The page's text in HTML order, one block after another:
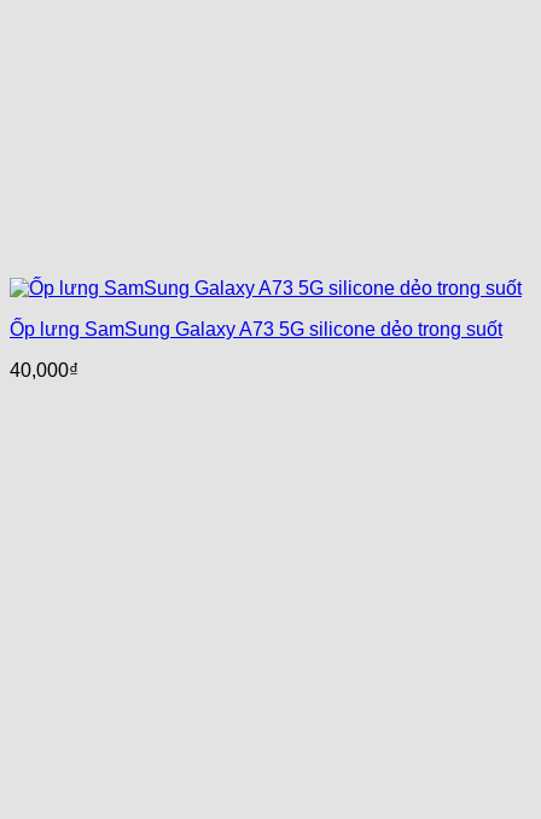
Ốp lưng SamSung Galaxy A73 5G silicone dẻo trong suốt
40,000₫